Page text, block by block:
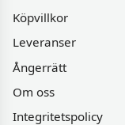
Köpvillkor
Leveranser
Ångerrätt
Om oss
Integritetspolicy